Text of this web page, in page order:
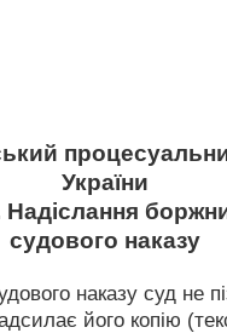
України
судового наказу
наказу суд не
його копію